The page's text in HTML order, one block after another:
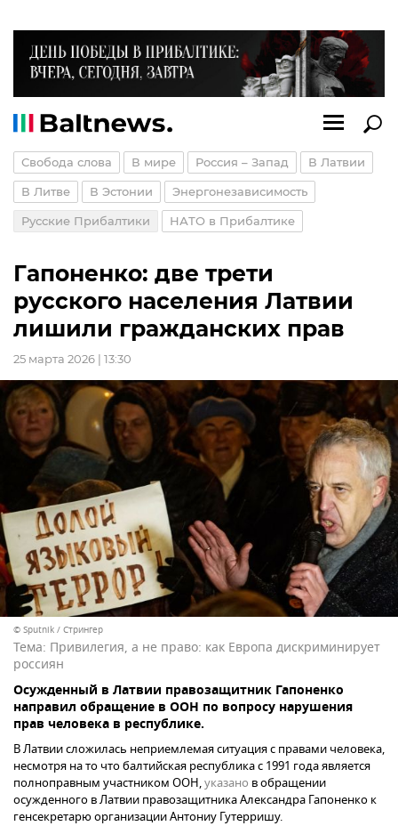
Свобода слова В мире Россия – Запад В Латвии
В Литве В Эстонии Энергонезависимость
Русские Прибалтики НАТО в Прибалтике
Гапоненко: две трети
русского населения Латвии
лишили гражданских прав
25 марта 2026 | 13:30
© Sputnik / Стрингер
Тема: Привилегия, а не право: как Европа дискриминирует
россиян
Осужденный в Латвии правозащитник Гапоненко
направил обращение в ООН по вопросу нарушения
прав человека в республике.
В Латвии сложилась неприемлемая ситуация с правами человека,
несмотря на то что балтийская республика с 1991 года является
полноправным участником ООН,указано в обращении
осужденного в Латвии правозащитника Александра Гапоненко к
генсекретарю организации Антониу Гутерришу.